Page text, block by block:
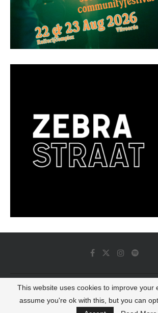
© 2022 - Luminous Dash All Rights
BACK TO TOP
This website uses cookies to improve your
assume you're ok with this, but you can